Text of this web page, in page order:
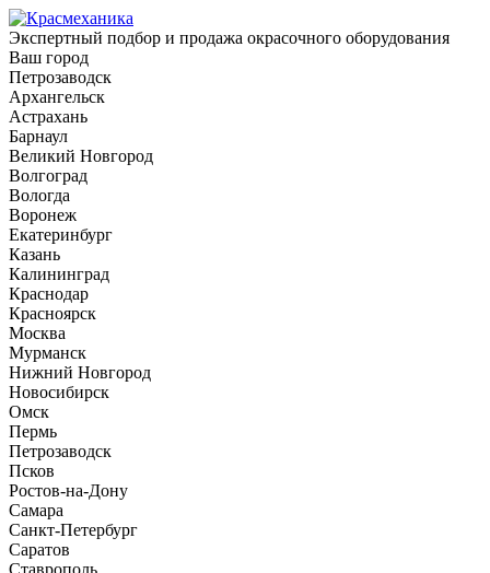
Экспертный подбор и продажа окрасочного оборудования
Ваш город
Петрозаводск
Архангельск
Астрахань
Барнаул
Великий Новгород
Волгоград
Вологда
Воронеж
Екатеринбург
Казань
Калининград
Краснодар
Красноярск
Москва
Мурманск
Нижний Новгород
Новосибирск
Омск
Пермь
Петрозаводск
Псков
Ростов-на-Дону
Самара
Санкт-Петербург
Саратов
Ставрополь